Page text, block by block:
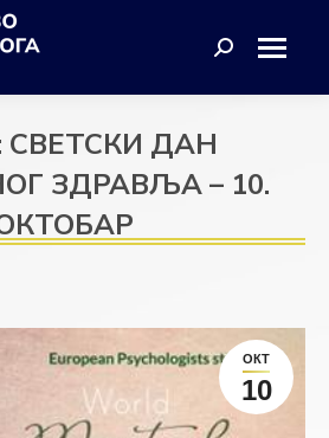
Search:
СВЕТСКИ ДАН
ЗДРАВЉА – 10.
ОКТ
10